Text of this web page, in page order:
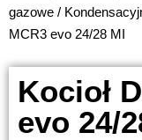
gazowe /
MCR3 evo 24/28 MI
Kocioł
evo 24/